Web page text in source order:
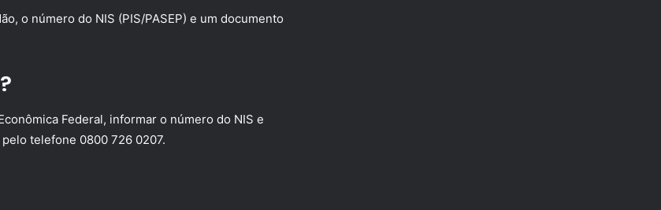
o número do NIS (PIS/PASEP) e um documento
Federal, informar o número do NIS e
telefone 0800 726 0207.